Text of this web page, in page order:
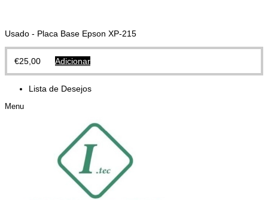
Usado - Placa Base Epson XP-215
€25,00 Adicionar
Lista de Desejos
Menu